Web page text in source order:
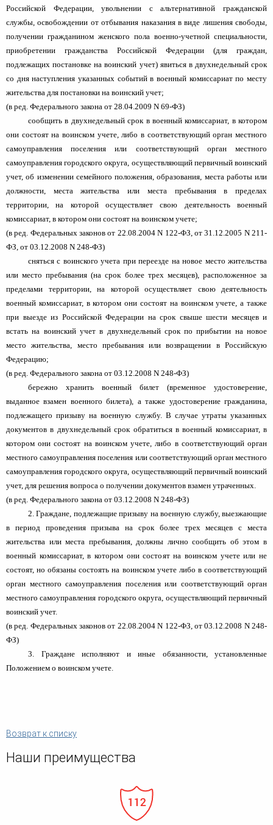
Российской Федерации, увольнении с альтернативной гражданской
службы, освобождении от отбывания наказания в виде лишения свободы,
получении гражданином женского пола военно-учетной специальности,
приобретении гражданства Российской Федерации (для граждан,
подлежащих постановке на воинский учет) явиться в двухнедельный срок
со дня наступления указанных событий в военный комиссариат по месту
жительства для постановки на воинский учет;
(в ред. Федерального закона от 28.04.2009 N 69-ФЗ)
сообщить в двухнедельный срок в военный комиссариат, в котором
они состоят на воинском учете, либо в соответствующий орган местного
самоуправления поселения или соответствующий орган местного
самоуправления городского округа, осуществляющий первичный воинский
учет, об изменении семейного положения, образования, места работы или
должности, места жительства или места пребывания в пределах
территории, на которой осуществляет свою деятельность военный
комиссариат, в котором они состоят на воинском учете;
(в ред. Федеральных законов от 22.08.2004 N 122-ФЗ, от 31.12.2005 N 211-
ФЗ, от 03.12.2008 N 248-ФЗ)
сняться с воинского учета при переезде на новое место жительства
или место пребывания (на срок более трех месяцев), расположенное за
пределами территории, на которой осуществляет свою деятельность
военный комиссариат, в котором они состоят на воинском учете, а также
при выезде из Российской Федерации на срок свыше шести месяцев и
встать на воинский учет в двухнедельный срок по прибытии на новое
место жительства, место пребывания или возвращении в Российскую
Федерацию;
(в ред. Федерального закона от 03.12.2008 N 248-ФЗ)
бережно хранить военный билет (временное удостоверение,
выданное взамен военного билета), а также удостоверение гражданина,
подлежащего призыву на военную службу. В случае утраты указанных
документов в двухнедельный срок обратиться в военный комиссариат, в
котором они состоят на воинском учете, либо в соответствующий орган
местного самоуправления поселения или соответствующий орган местного
самоуправления городского округа, осуществляющий первичный воинский
учет, для решения вопроса о получении документов взамен утраченных.
(в ред. Федерального закона от 03.12.2008 N 248-ФЗ)
2. Граждане, подлежащие призыву на военную службу, выезжающие
в период проведения призыва на срок более трех месяцев с места
жительства или места пребывания, должны лично сообщить об этом в
военный комиссариат, в котором они состоят на воинском учете или не
состоят, но обязаны состоять на воинском учете либо в соответствующий
орган местного самоуправления поселения или соответствующий орган
местного самоуправления городского округа, осуществляющий первичный
воинский учет.
(в ред. Федеральных законов от 22.08.2004 N 122-ФЗ, от 03.12.2008 N 248-
ФЗ)
3. Граждане исполняют и иные обязанности, установленные
Положением о воинском учете.
Возврат к списку
Наши преимущества